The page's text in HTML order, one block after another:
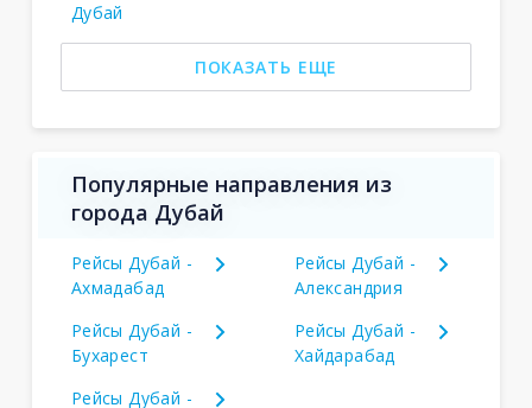
Дубай
ПОКАЗАТЬ ЕЩЕ
Популярные направления из
города Дубай
Рейсы Дубай -
Ахмадабад
Рейсы Дубай -
Александрия
Рейсы Дубай -
Бухарест
Рейсы Дубай -
Хайдарабад
Рейсы Дубай -